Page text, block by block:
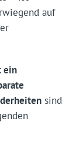
auf
ein
sind